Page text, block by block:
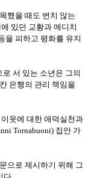
했을 때도 변치 않는
있던 교황과 메디치
을 피하고 평화를 유지
서 있는 소년은 그의
은행의 관리 책임을
웃에 대한 애덕실천과
Tornabuoni) 집안 가
으로 제시하기 위해 그